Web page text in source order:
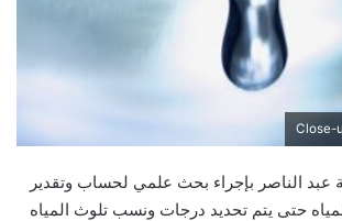
الناصر بإجراء بحث علمي لحساب وتقدير
حتى يتم تحديد درجات ونسب تلوث المياه